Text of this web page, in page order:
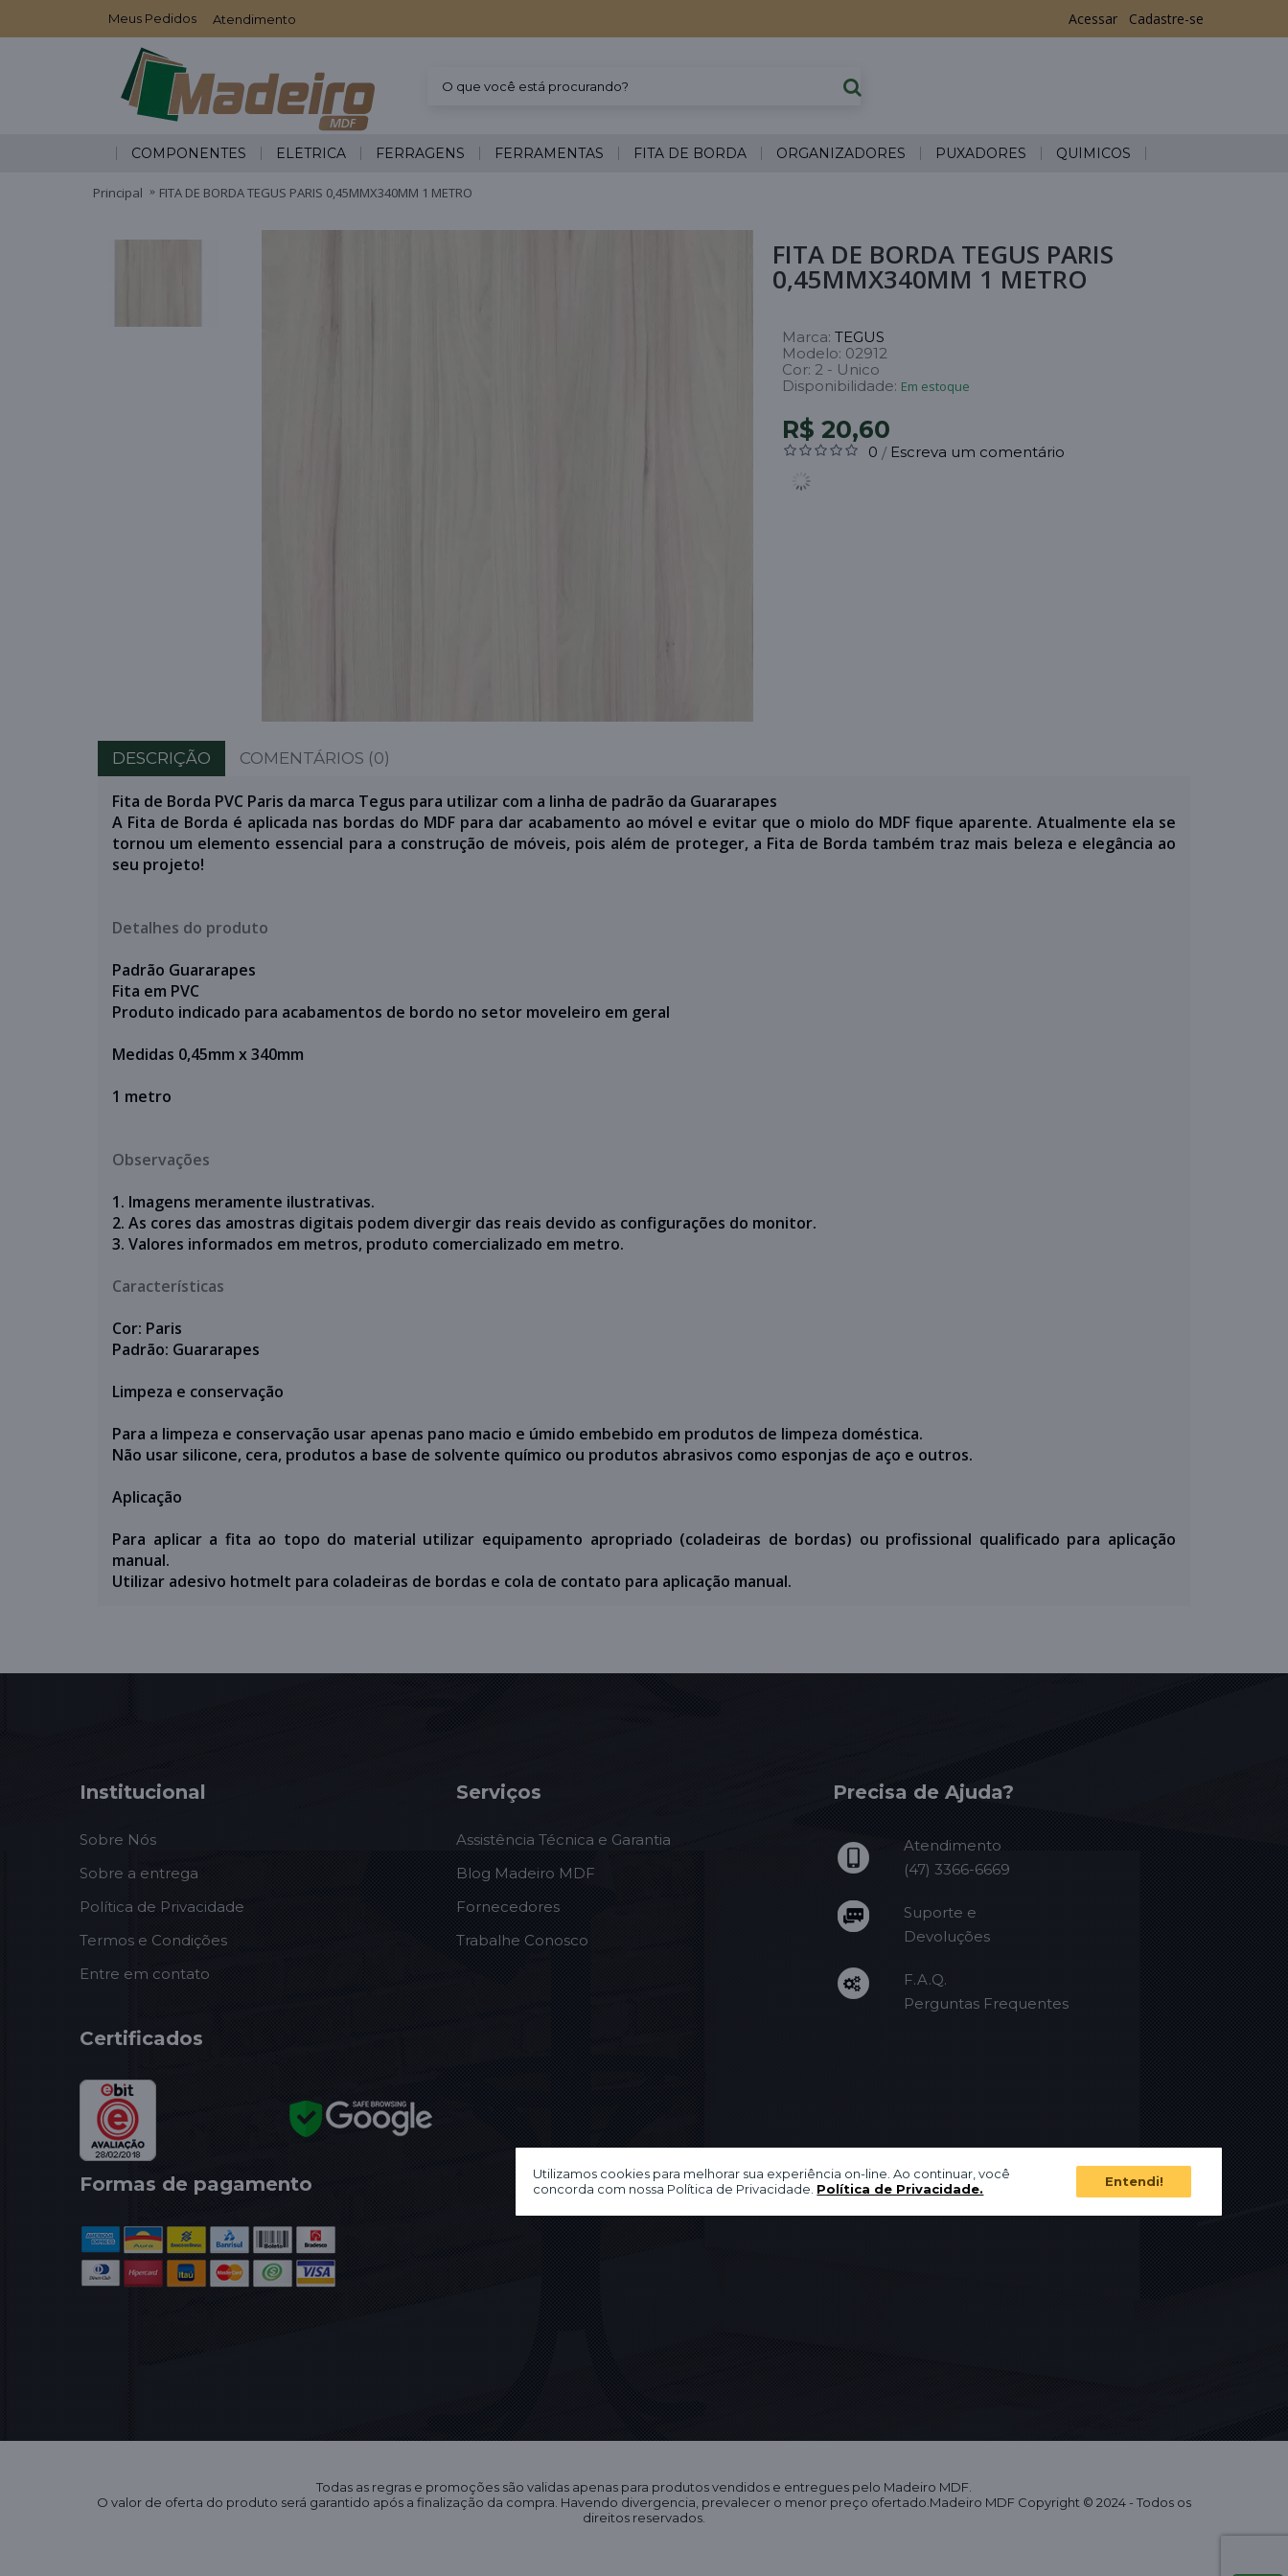
Meus Pedidos Atendimento Acessar Cadastre-se
COMPONENTES ELÉTRICA FERRAGENS FERRAMENTAS FITA DE BORDA ORGANIZADORES PUXADORES QUÍMICOS
Principal FITA DE BORDA TEGUS PARIS 0,45MMX340MM 1 METRO
FITA DE BORDA TEGUS PARIS
0,45MMX340MM 1 METRO
Marca: TEGUS
Modelo: 02912
Cor: 2 - Unico
Disponibilidade: Em estoque
R$ 20,60
0 / Escreva um comentário
DESCRIÇÃO COMENTÁRIOS (0)
Fita de Borda PVC Paris da marca Tegus para utilizar com a linha de padrão da Guararapes
A Fita de Borda é aplicada nas bordas do MDF para dar acabamento ao móvel e evitar que o miolo do MDF fique aparente. Atualmente ela se
tornou um elemento essencial para a construção de móveis, pois além de proteger, a Fita de Borda também traz mais beleza e elegância ao
seu projeto!
Detalhes do produto
Padrão Guararapes
Fita em PVC
Produto indicado para acabamentos de bordo no setor moveleiro em geral
Medidas 0,45mm x 340mm
1 metro
Observações
1. Imagens meramente ilustrativas.
2. As cores das amostras digitais podem divergir das reais devido as configurações do monitor.
3. Valores informados em metros, produto comercializado em metro.
Características
Cor: Paris
Padrão: Guararapes
Limpeza e conservação
Para a limpeza e conservação usar apenas pano macio e úmido embebido em produtos de limpeza doméstica.
Não usar silicone, cera, produtos a base de solvente químico ou produtos abrasivos como esponjas de aço e outros.
Aplicação
Para aplicar a fita ao topo do material utilizar equipamento apropriado (coladeiras de bordas) ou profissional qualificado para aplicação
manual.
Utilizar adesivo hotmelt para coladeiras de bordas e cola de contato para aplicação manual.
Utilizamos cookies para melhorar sua experiência on-line. Ao continuar, você
concorda com nossa Política de Privacidade. Política de Privacidade. Entendi!
Institucional
Sobre Nós
Sobre a entrega
Política de Privacidade
Termos e Condições
Entre em contato
Serviços
Assistência Técnica e Garantia
Blog Madeiro MDF
Fornecedores
Trabalhe Conosco
Precisa de Ajuda?
Atendimento
(47) 3366-6669
Suporte e
Devoluções
F.A.Q.
Perguntas Frequentes
Certificados
Formas de pagamento
Todas as regras e promoções são validas apenas para produtos vendidos e entregues pelo Madeiro MDF.
O valor de oferta do produto será garantido após a finalização da compra. Havendo divergencia, prevalecer o menor preço ofertado.Madeiro MDF Copyright © 2024 - Todos os
direitos reservados.